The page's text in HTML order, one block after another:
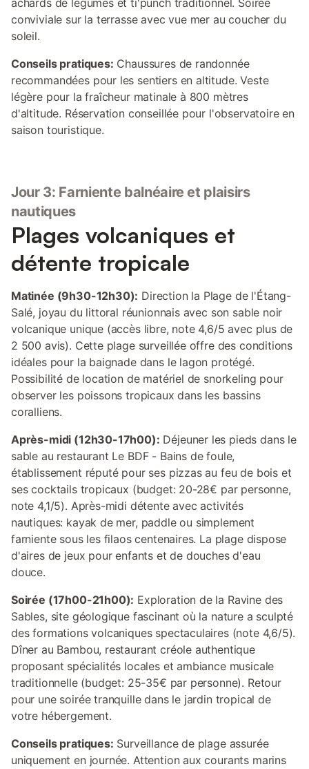
achards de légumes et ti'punch traditionnel. Soirée
conviviale sur la terrasse avec vue mer au coucher du
soleil.
Conseils pratiques: Chaussures de randonnée
recommandées pour les sentiers en altitude. Veste
légère pour la fraîcheur matinale à 800 mètres
d'altitude. Réservation conseillée pour l'observatoire en
saison touristique.
Jour 3: Farniente balnéaire et plaisirs
nautiques
Plages volcaniques et
détente tropicale
Matinée (9h30-12h30): Direction la Plage de l'Étang-
Salé, joyau du littoral réunionnais avec son sable noir
volcanique unique (accès libre, note 4,6/5 avec plus de
2 500 avis). Cette plage surveillée offre des conditions
idéales pour la baignade dans le lagon protégé.
Possibilité de location de matériel de snorkeling pour
observer les poissons tropicaux dans les bassins
coralliens.
Après-midi (12h30-17h00): Déjeuner les pieds dans le
sable au restaurant Le BDF - Bains de foule,
établissement réputé pour ses pizzas au feu de bois et
ses cocktails tropicaux (budget: 20-28€ par personne,
note 4,1/5). Après-midi détente avec activités
nautiques: kayak de mer, paddle ou simplement
farniente sous les filaos centenaires. La plage dispose
d'aires de jeux pour enfants et de douches d'eau
douce.
Soirée (17h00-21h00): Exploration de la Ravine des
Sables, site géologique fascinant où la nature a sculpté
des formations volcaniques spectaculaires (note 4,6/5).
Dîner au Bambou, restaurant créole authentique
proposant spécialités locales et ambiance musicale
traditionnelle (budget: 25-35€ par personne). Retour
pour une soirée tranquille dans le jardin tropical de
votre hébergement.
Conseils pratiques: Surveillance de plage assurée
uniquement en journée. Attention aux courants marins